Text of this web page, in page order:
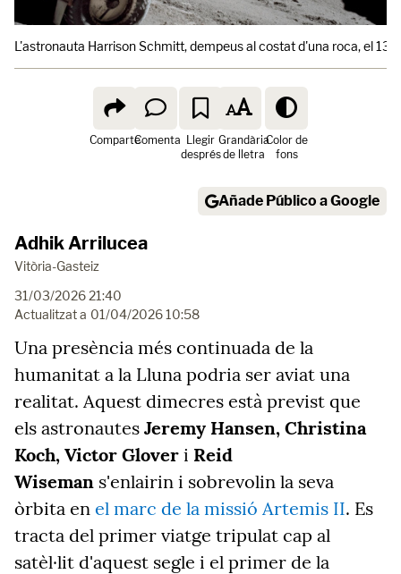
L'astronauta Harrison Schmitt, dempeus al costat d'una roca, el 13
ComparteComenta Llegir
després
Grandària
de lletra
Color de
fons
Añade Público a Google
Adhik Arrilucea
Vitòria-Gasteiz
31/03/2026 21:40
Actualitzat a 01/04/2026 10:58
Una presència més continuada de la
humanitat a la Lluna podria ser aviat una
realitat. Aquest dimecres està previst que
els astronautes Jeremy Hansen, Christina
Koch, Victor Glover i Reid
Wiseman s'enlairin i sobrevolin la seva
òrbita en el marc de la missió Artemis II. Es
tracta del primer viatge tripulat cap al
satèl·lit d'aquest segle i el primer de la